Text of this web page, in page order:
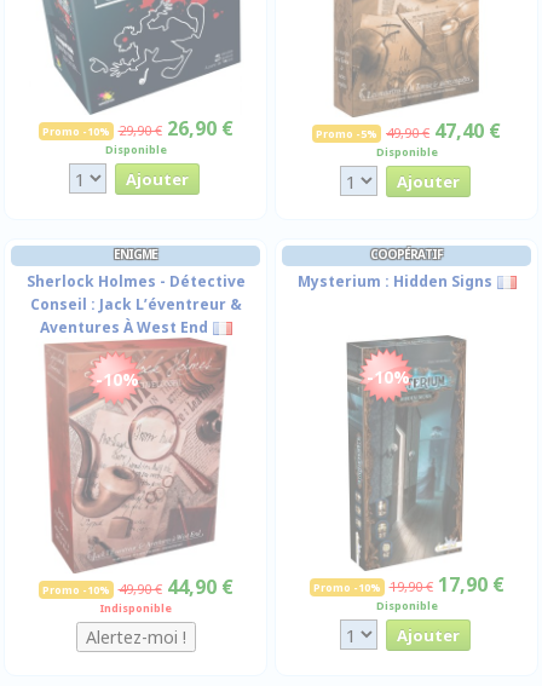
Promo -10% 29,90 € 26,90 €
Disponible
Promo -5% 49,90 € 47,40 €
Disponible
ENIGME
Sherlock Holmes - Détective
Conseil : Jack L’éventreur &
Aventures À West End
-10%
Promo -10% 49,90 € 44,90 €
Indisponible
COOPÉRATIF
Mysterium : Hidden Signs
-10%
Promo -10% 19,90 € 17,90 €
Disponible